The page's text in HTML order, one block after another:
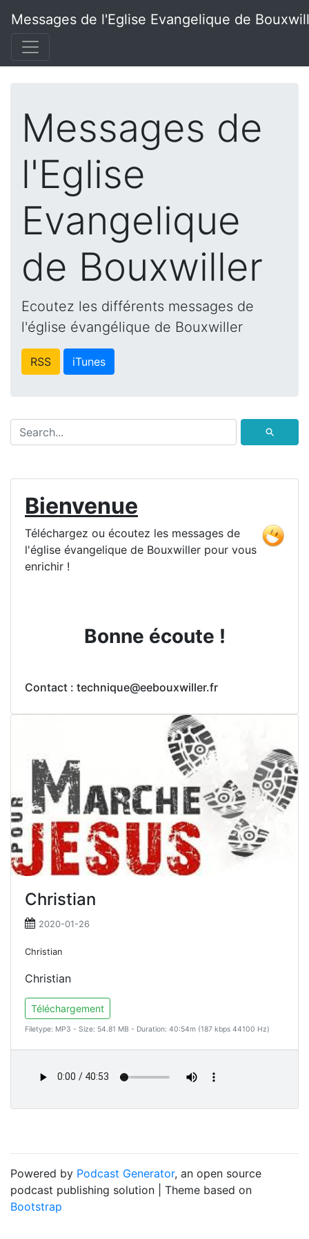
Messages de l'Eglise Evangelique de
Messages de
l'Eglise
Evangelique
de Bouxwiller
Ecoutez les différents messages de
l'église évangélique de Bouxwiller
RSS iTunes
⚲
Bienvenue
Téléchargez ou écoutez les messages de
l'église évangelique de Bouxwiller pour vous
enrichir !
Bonne écoute !
Contact : technique@eebouxwiller.fr
Christian
2020-01-26
Christian
Christian
Téléchargement
Filetype: MP3 - Size: 54.81 MB - Duration: 40:54m (187 kbps 44100 Hz)
Powered by Podcast Generator, an open source
podcast publishing solution | Theme based on
Bootstrap